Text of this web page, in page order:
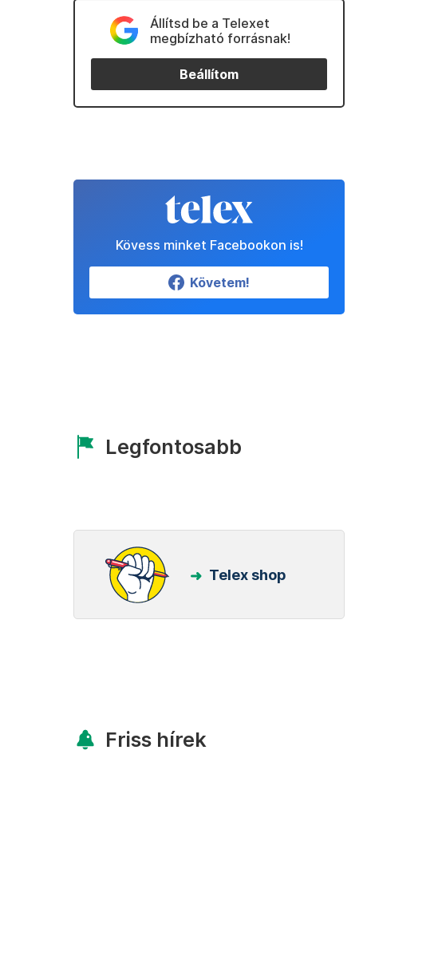
Állítsd be a Telexet
megbízható forrásnak!
Beállítom
Kövess minket Facebookon is!
Követem!
Legfontosabb
Telex shop
Friss hírek